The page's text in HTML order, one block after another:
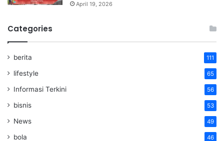
April 19, 2026
Categories
berita 111
lifestyle 65
Informasi Terkini 56
bisnis 53
News 49
bola 46